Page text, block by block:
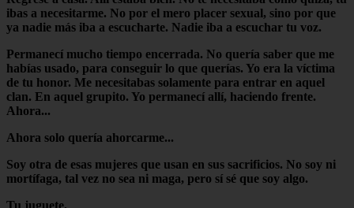
ibas a necesitarme. No por el mero placer sexual, sino por que
ya nadie más iba a escucharte. Nadie iba a escuchar tu voz.
Permanecí mucho tiempo encerrada. No quería saber que me
habías usado, para conseguir lo que querías. Yo era la víctima
de tu honor. Me necesitabas solamente para entrar en aquel
clan. En aquel grupito. Yo permanecí allí, haciendo frente.
Ahora...
Ahora solo quería ahorcarme...
Soy otra de esas mujeres que usan en sus sacrificios. No soy ni
mortífaga, tal vez no sea ni maga, pero sí sé que soy algo.
Tu juguete.